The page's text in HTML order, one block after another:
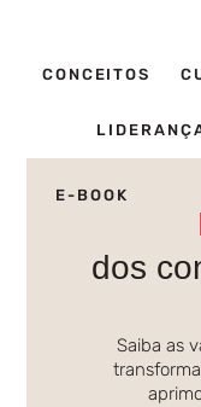
CONCEITOS
E-BOOK
dos
Saiba as